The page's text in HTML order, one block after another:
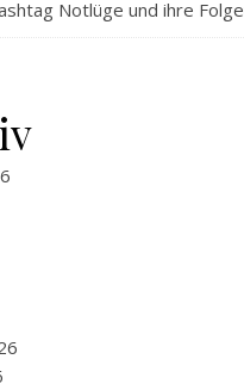
Notlüge und ihre